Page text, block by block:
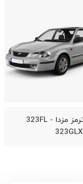
لنت ترمز مزدا 323FL -
323GLX